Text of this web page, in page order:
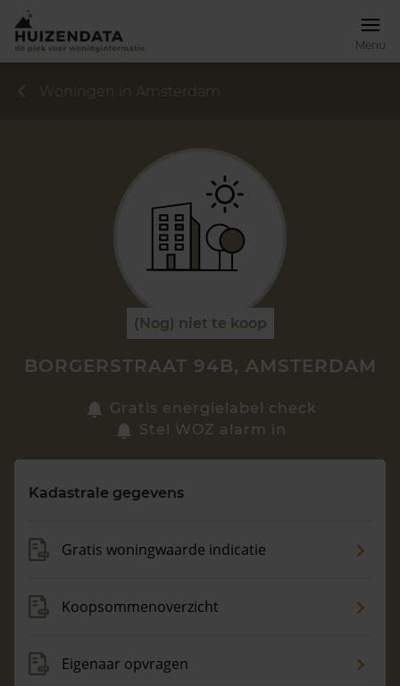
Menu
Zoek een woning
Maandag t/m vrijdag - 08:00 -18:00
Woningen in Amsterdam
(Nog) niet te koop
BORGERSTRAAT 94B, AMSTERDAM
Gratis energielabel check
Stel WOZ alarm in
Kadastrale gegevens
Gratis woningwaarde indicatie
Koopsommenoverzicht
Eigenaar opvragen